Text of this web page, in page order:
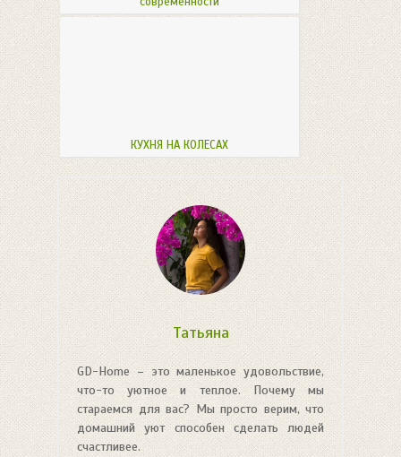
КУХНЯ НА КОЛЕСАХ
Татьяна
GD-Home – это маленькое удовольствие,
что-то уютное и теплое. Почему мы
стараемся для вас? Мы просто верим, что
домашний уют способен сделать людей
счастливее.